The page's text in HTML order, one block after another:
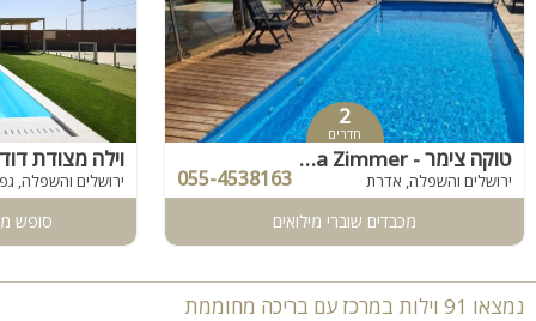
2
חדרים
טוקה צימר - Tocca Zimmer
ירושלים והשפלה, אדרת 055-4538163
מכבדים שוברי מילואים
וילה מצודת
ירושלים והשפלה,
סופש
נמצאו 91 וילות במרכז עם בריכה מחוממת